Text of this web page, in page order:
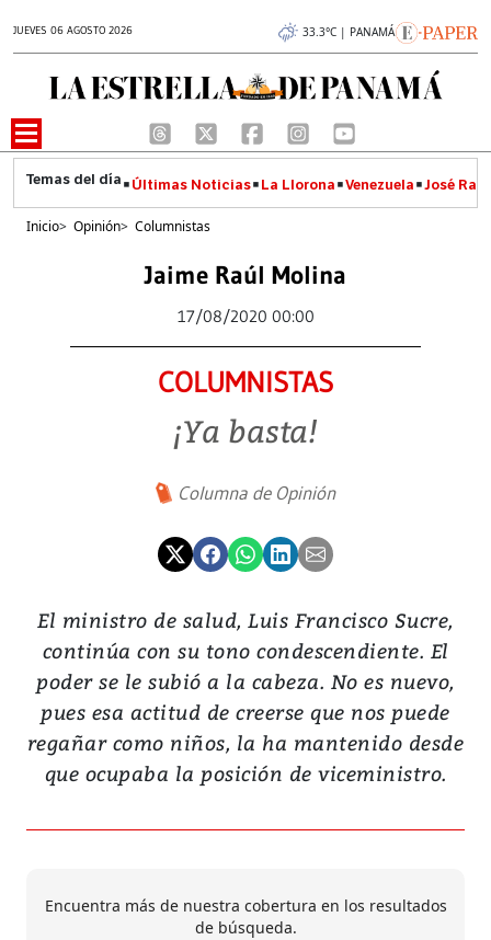
JUEVES 06 AGOSTO 2026 33.3°C | PANAMÁ
Últimas Noticias La Llorona Venezuela José
Inicio> Opinión> Columnistas
Jaime Raúl Molina
17/08/2020 00:00
COLUMNISTAS
¡Ya basta!
Columna de Opinión
El ministro de salud, Luis Francisco Sucre,
continúa con su tono condescendiente. El
poder se le subió a la cabeza. No es nuevo,
pues esa actitud de creerse que nos puede
regañar como niños, la ha mantenido desde
que ocupaba la posición de viceministro.
Encuentra más de nuestra cobertura en los resultados
de búsqueda.